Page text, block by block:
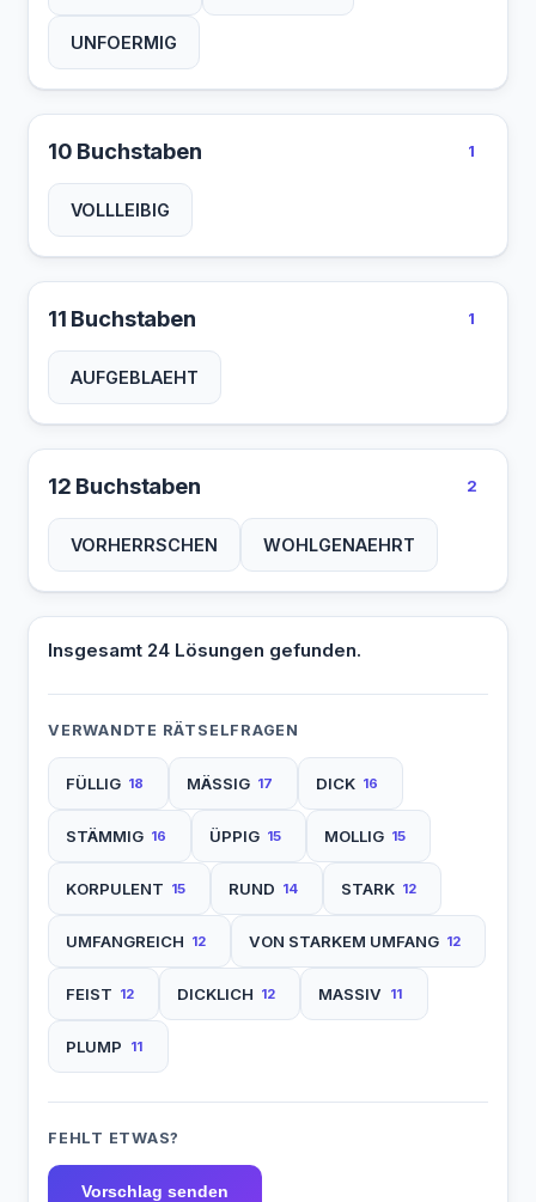
UNFOERMIG
10 Buchstaben 1
VOLLLEIBIG
11 Buchstaben 1
AUFGEBLAEHT
12 Buchstaben 2
VORHERRSCHEN WOHLGENAEHRT
Insgesamt 24 Lösungen gefunden.
VERWANDTE RÄTSELFRAGEN
FÜLLIG 18 MÄSSIG 17 DICK 16
STÄMMIG 16 ÜPPIG 15 MOLLIG 15
KORPULENT 15 RUND 14 STARK 12
UMFANGREICH 12 VON STARKEM UMFANG 12
FEIST 12 DICKLICH 12 MASSIV 11
PLUMP 11
FEHLT ETWAS?
Vorschlag senden